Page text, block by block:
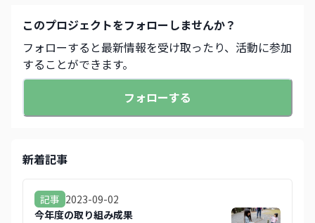
このプロジェクトをフォローしませんか？
フォローすると最新情報を受け取ったり、活動に参加
することができます。
フォローする
新着記事
記事 2023-09-02
今年度の取り組み成果